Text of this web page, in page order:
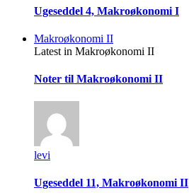
Ugeseddel 4, Makroøkonomi I
Makroøkonomi II
Latest in Makroøkonomi II
Noter til Makroøkonomi II
levi
Ugeseddel 11, Makroøkonomi II